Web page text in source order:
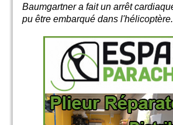
Baumgartner a fait un arrêt
pu être embarqué dans